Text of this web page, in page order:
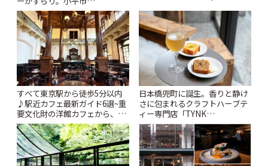
「Kimamaya T&K」 | ことりっ
ぷ
すべて東京駅から徒歩5分以内
♪駅近カフェ最新ガイド6選~重
要文化財の洋館カフェから、改
札すぐのレトロ喫茶まで~ | こと
りっぷ
日本橋兜町に誕生。香りと静け
さに包まれるクラフトハーブテ
ィー専門店「TYNK
Kabutocho」 | ことりっぷ